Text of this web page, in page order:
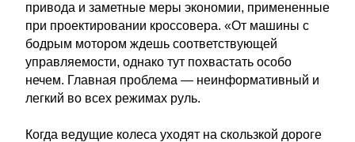
привода и заметные меры экономии, примененные
при проектировании кроссовера. «От машины с
бодрым мотором ждешь соответствующей
управляемости, однако тут похвастать особо
нечем. Главная проблема — неинформативный и
легкий во всех режимах руль.
Когда ведущие колеса уходят на скользкой дороге